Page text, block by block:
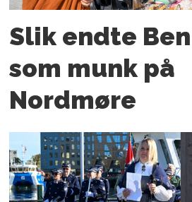
Slik endte
som munk på
Nordmøre